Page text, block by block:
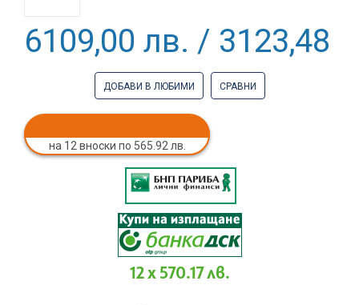
6109,00 лв. / 3123,48 €
ДОБАВИ В ЛЮБИМИ СРАВНИ
на 12 вноски по 565.92 лв.
12 x 570.17 лв.